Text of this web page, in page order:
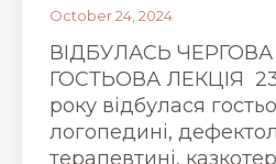
October 24, 2024
ВІДБУЛАСЬ
ГОСТЬОВА ЛЕКЦІЯ
року відбулася
логопедині,
терапевтині,